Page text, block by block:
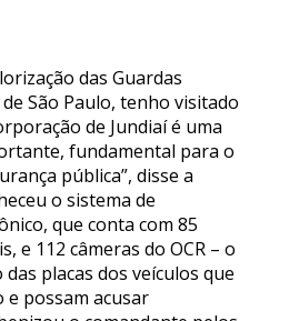
das Guardas
São Paulo, tenho visitado
de Jundiaí é uma
fundamental para o
pública”, disse a
o sistema de
que conta com 85
e 112 câmeras do OCR – o
placas dos veículos que
possam acusar